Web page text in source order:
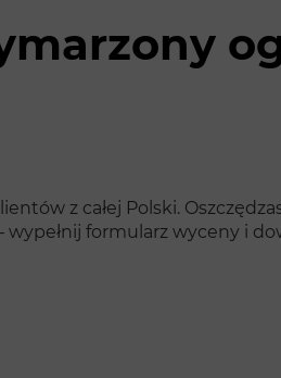
z całej Polski.
formularz wyceny i